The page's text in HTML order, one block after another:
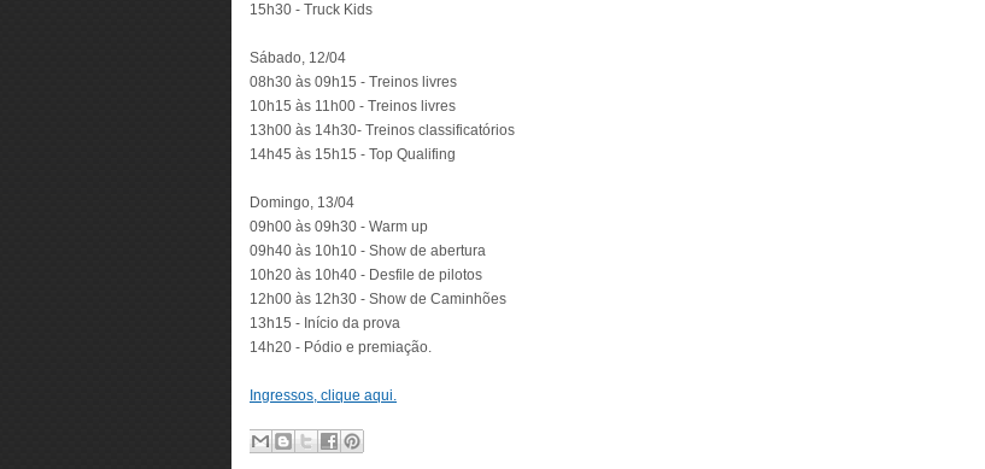
15h30 - Truck Kids
Sábado, 12/04
08h30 às 09h15 - Treinos livres
10h15 às 11h00 - Treinos livres
13h00 às 14h30- Treinos classificatórios
14h45 às 15h15 - Top Qualifing
Domingo, 13/04
09h00 às 09h30 - Warm up
09h40 às 10h10 - Show de abertura
10h20 às 10h40 - Desfile de pilotos
12h00 às 12h30 - Show de Caminhões
13h15 - Início da prova
14h20 - Pódio e premiação.
Ingressos, clique aqui.